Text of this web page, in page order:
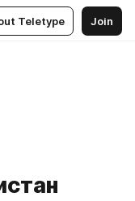
Teletype Join